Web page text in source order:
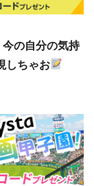
の自分の気持
しちゃお